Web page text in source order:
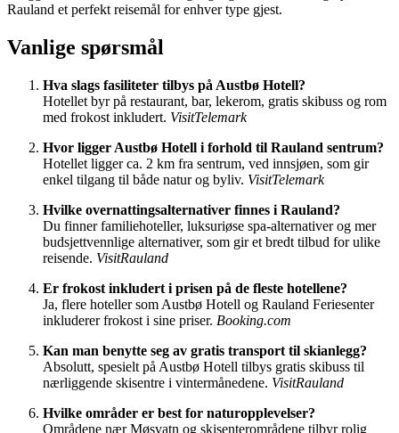
Rauland et perfekt reisemål for enhver type gjest.
Vanlige spørsmål
Hva slags fasiliteter tilbys på Austbø Hotell?
Hotellet byr på restaurant, bar, lekerom, gratis skibuss og rom
med frokost inkludert. VisitTelemark
Hvor ligger Austbø Hotell i forhold til Rauland sentrum?
Hotellet ligger ca. 2 km fra sentrum, ved innsjøen, som gir
enkel tilgang til både natur og byliv. VisitTelemark
Hvilke overnattingsalternativer finnes i Rauland?
Du finner familiehoteller, luksuriøse spa-alternativer og mer
budsjettvennlige alternativer, som gir et bredt tilbud for ulike
reisende. VisitRauland
Er frokost inkludert i prisen på de fleste hotellene?
Ja, flere hoteller som Austbø Hotell og Rauland Feriesenter
inkluderer frokost i sine priser. Booking.com
Kan man benytte seg av gratis transport til skianlegg?
Absolutt, spesielt på Austbø Hotell tilbys gratis skibuss til
nærliggende skisentre i vintermånedene. VisitRauland
Hvilke områder er best for naturopplevelser?
Områdene nær Møsvatn og skisenterområdene tilbyr rolig